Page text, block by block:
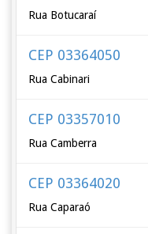
Rua Botucaraí
CEP 03364050
Rua Cabinari
CEP 03357010
Rua Camberra
CEP 03364020
Rua Caparaó